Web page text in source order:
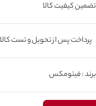
تضمین کیفیت کالا
پرداخت پس از تحویل و تست کالا
برند : فیتومکس